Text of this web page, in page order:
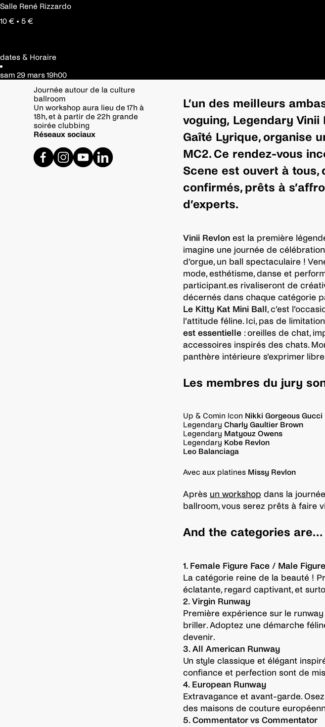
Salle René Rizzardo
10 € • 5 €
dates & Horaire
sam 29 mars19h00
Journée autour de la culture
ballroom
Un workshop aura lieu de 17h à
18h, et à partir de 22h grande
soirée clubbing
Réseaux sociaux
L’un des meilleurs
voguing, Legendary
Gaîté Lyrique, organise
MC2. Ce rendez-vous
Scene est ouvert à
confirmés, prêts à
d’experts.
Vinii Revlonest la première
imagine une journée de
d’orgue, un ball spectaculaire !
mode, esthétisme, danse et
participant.es rivaliseront de
décernés dans chaque catégorie
Le Kitty Kat Mini Ball , c’est
l’attitude féline. Ici, pas de
est essentielle: oreilles de chat,
accessoires inspirés des chats.
panthère intérieure s’exprimer
Les membres du jury
Up & Comin Icon Nikki Gorgeous Gucci
Legendary Charly Gaultier Brown
Legendary Matyouz Owens
Legendary Kobe Revlon
Leo Balanciaga
Avec aux platines Missy Revlon
Après un workshop dans la
ballroom, vous serez prêts à faire
And the categories are…
1. Female Figure Face / Male
La catégorie reine de la beauté !
éclatante, regard captivant, et
2. Virgin Runway
Première expérience sur le
briller. Adoptez une démarche
devenir.
3. All American Runway
Un style classique et élégant
confiance et perfection sont de
4. European Runway
Extravagance et avant-garde.
des maisons de couture
5. Commentator vs Commentator